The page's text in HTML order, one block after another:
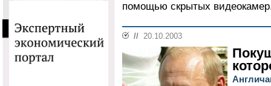
помощью скрытых
// 20.10.2003